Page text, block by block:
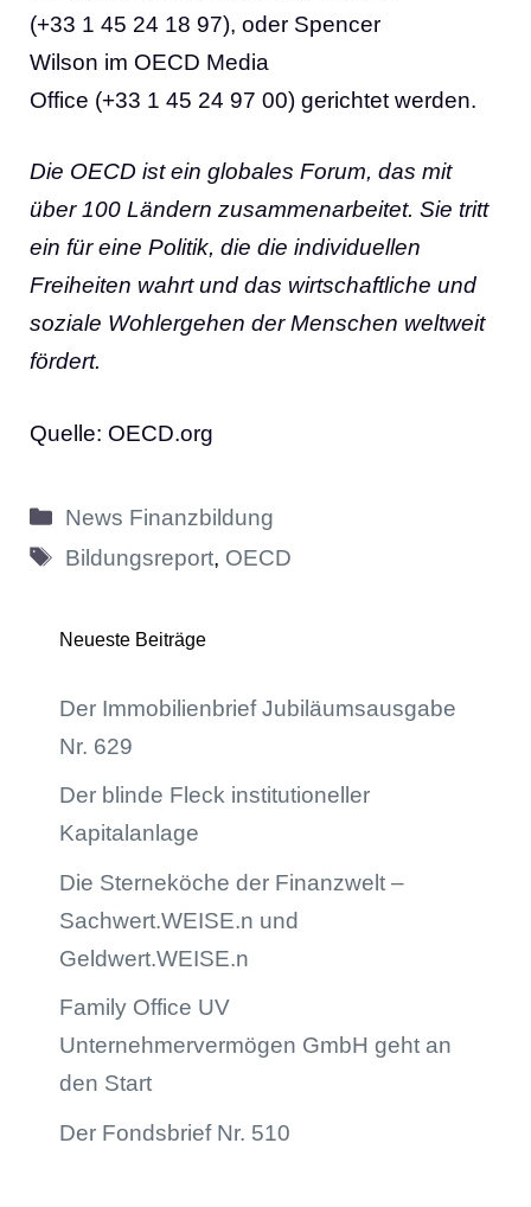
(+33 1 45 24 18 97), oder Spencer
Wilson im OECD Media
Office (+33 1 45 24 97 00) gerichtet werden.
Die OECD ist ein globales Forum, das mit
über 100 Ländern zusammenarbeitet. Sie tritt
ein für eine Politik, die die individuellen
Freiheiten wahrt und das wirtschaftliche und
soziale Wohlergehen der Menschen weltweit
fördert.
Quelle: OECD.org
Kategorien
News Finanzbildung
Schlagwörter
Bildungsreport, OECD
Neueste Beiträge
Der Immobilienbrief Jubiläumsausgabe
Nr. 629
Der blinde Fleck institutioneller
Kapitalanlage
Die Sterneköche der Finanzwelt –
Sachwert.WEISE.n und
Geldwert.WEISE.n
Family Office UV
Unternehmervermögen GmbH geht an
den Start
Der Fondsbrief Nr. 510